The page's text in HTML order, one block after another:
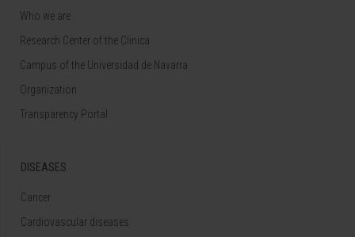
Who we are
Research Center of the Clinica
Campus of the Universidad de Navarra
Organization
Transparency Portal
DISEASES
Cancer
Cardiovascular diseases